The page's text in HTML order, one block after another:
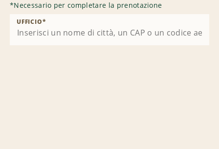
*Necessario per completare la prenotazione
UFFICIO*